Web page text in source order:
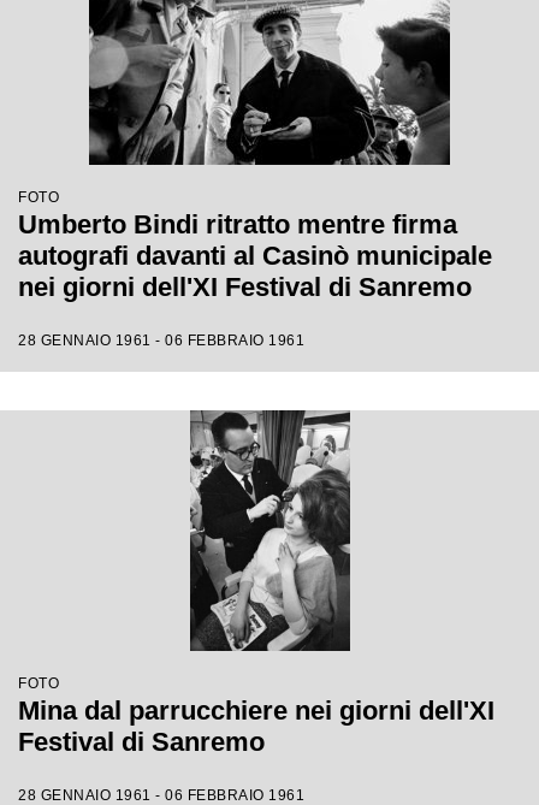
FOTO
Umberto Bindi ritratto mentre firma
autografi davanti al Casinò municipale
nei giorni dell'XI Festival di Sanremo
28 GENNAIO 1961 - 06 FEBBRAIO 1961
FOTO
Mina dal parrucchiere nei giorni dell'XI
Festival di Sanremo
28 GENNAIO 1961 - 06 FEBBRAIO 1961